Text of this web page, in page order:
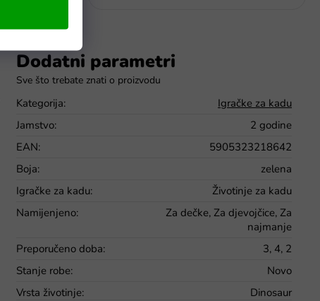
Dodatni parametri
Kategorija:
Igračke za kadu
Jamstvo:
2 godine
EAN:
5905323218642
Boja:
zelena
Igračke za kadu:
Životinje za kadu
Namijenjeno:
Za dečke, Za djevojčice, Za
najmanje
Preporučeno doba:
3, 4, 2
Stanje robe:
Novo
Vrsta životinje: Dinosaur